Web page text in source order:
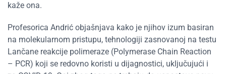
kaže ona.
Profesorica Andrić objašnjava kako je njihov izum basiran
na molekularnom pristupu, tehnologiji zasnovanoj na testu
Lančane reakcije polimeraze (Polymerase Chain Reaction
– PCR) koji se redovno koristi u dijagnostici, uključujući i